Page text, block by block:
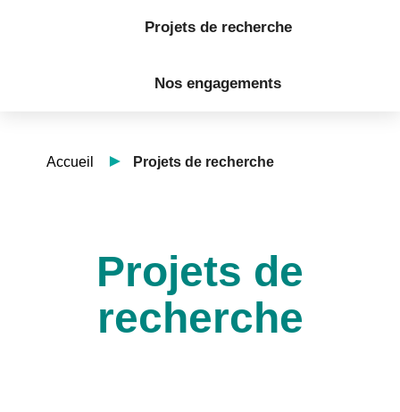
Projets de recherche
Nos engagements
Accueil Projets de recherche
Projets de
recherche